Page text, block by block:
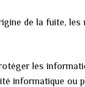
de la fuite,
les
informatique ou